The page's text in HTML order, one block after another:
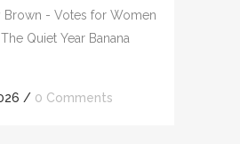
Brown - Votes for Women
Quiet Year Banana
/ 0 Comments